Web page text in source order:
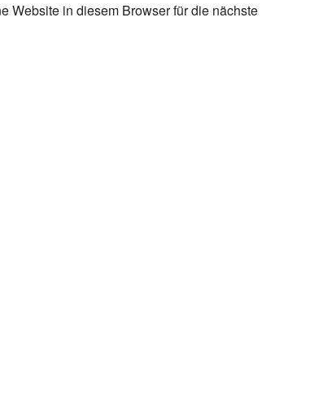
Website in diesem Browser für die nächste